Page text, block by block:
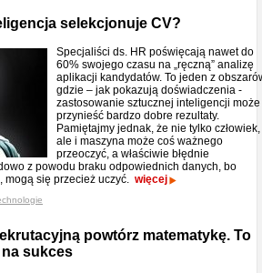
selekcjonuje CV?
Specjaliści ds. HR poświęcają nawet do
60% swojego czasu na „ręczną” analizę
aplikacji kandydatów. To jeden z
gdzie – jak pokazują doświadczenia -
zastosowanie sztucznej inteligencji może
przynieść bardzo dobre rezultaty.
Pamiętajmy jednak, że nie tylko człowiek,
ale i maszyna może coś ważnego
przeoczyć, a właściwie błędnie
z powodu braku odpowiednich danych, bo
mogą się przecież uczyć. więcej
powtórz matematykę. To
sukces